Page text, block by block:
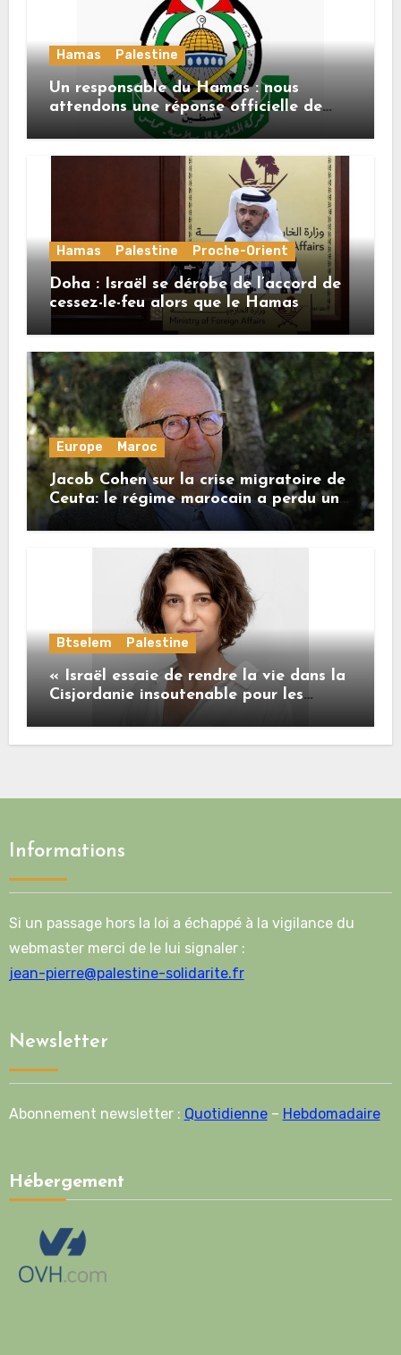
Hamas Palestine
Un responsable du Hamas : nous
attendons une réponse officielle de
Mladenov concernant la feuille de
route de la deuxième phase de l’accord
Hamas Palestine Proche-Orient
Doha : Israël se dérobe de l’accord de
cessez-le-feu alors que le Hamas
honore ses engagements
Europe Maroc
Jacob Cohen sur la crise migratoire de
Ceuta: le régime marocain a perdu une
bonne part de sa crédibilité vis-à-vis
de l’Union européenne
Btselem Palestine
« Israël essaie de rendre la vie dans la
Cisjordanie insoutenable pour les
Informations
Si un passage hors la loi a échappé à la vigilance du
webmaster merci de le lui signaler :
jean-pierre@palestine-solidarite.fr
Newsletter
Abonnement newsletter : Quotidienne– Hebdomadaire
Hébergement